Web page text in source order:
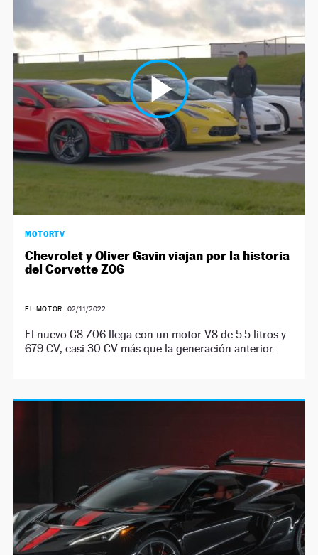
MOTORTV
Chevrolet y Oliver Gavin viajan por la historia
del Corvette Z06
EL MOTOR |02/11/2022
El nuevo C8 Z06 llega con un motor V8 de 5.5 litros y
679 CV, casi 30 CV más que la generación anterior.